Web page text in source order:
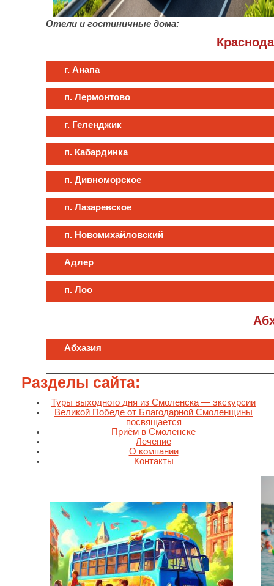
Отели и гостиничные дома:
г. Анапа
п. Лермонтово
г. Геленджик
п. Кабардинка
п. Дивноморское
п. Лазаревское
п. Новомихайловский
Адлер
п. Лоо
Абхазия
Разделы сайта:
Туры выходного дня из Смоленска — экскурсии
Великой Победе от Благодарной Смоленщины
посвящается
Приём в Смоленске
Лечение
О компании
Контакты